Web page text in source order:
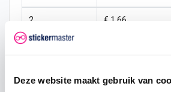
Deze website maakt gebruik van
2 € 1,66